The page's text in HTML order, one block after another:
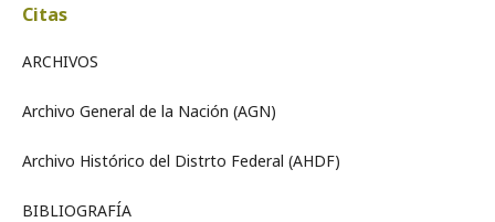
Citas
ARCHIVOS
Archivo General de la Nación (AGN)
Archivo Histórico del Distrto Federal (AHDF)
BIBLIOGRAFÍA